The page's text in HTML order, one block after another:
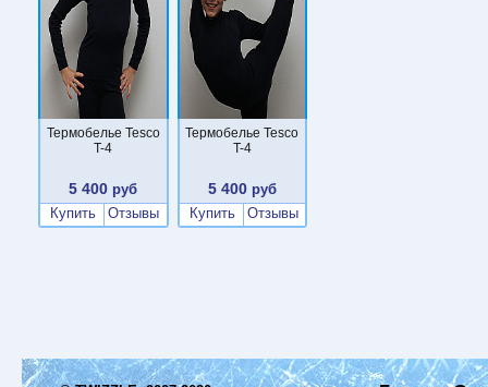
Термобелье Tesco
T-4
5 400 руб
Купить
Отзывы
Термобелье Tesco
T-4
5 400 руб
Купить
Отзывы